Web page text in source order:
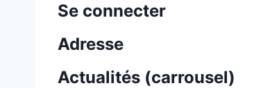
Se connecter
Adresse
Actualités (carrousel)